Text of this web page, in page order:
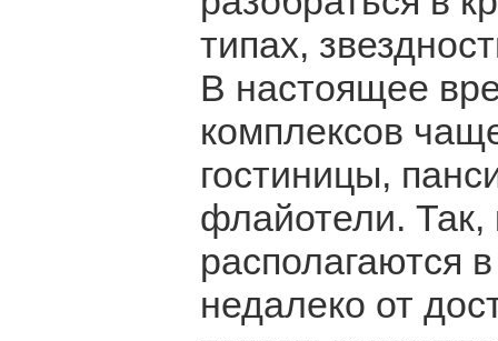
типах,
В настоящее
комплексов
гостиницы,
флайотели. Так,
располагаются
недалеко от